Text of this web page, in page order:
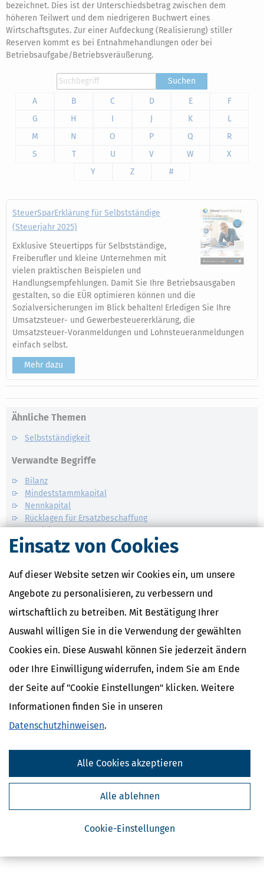
Einsatz von Cookies
Auf dieser Website setzen wir Cookies ein, um unsere
Angebote zu personalisieren, zu verbessern und
wirtschaftlich zu betreiben. Mit Bestätigung Ihrer
Auswahl willigen Sie in die Verwendung der gewählten
Cookies ein. Diese Auswahl können Sie jederzeit ändern
oder Ihre Einwilligung widerrufen, indem Sie am Ende
der Seite auf "Cookie Einstellungen" klicken. Weitere
Informationen finden Sie in unseren
Datenschutzhinweisen.
Cookie-Einstellungen
Alle ablehnen
Alle Cookies akzeptieren
bezeichnet. Dies ist der Unterschiedsbetrag zwischen dem
höheren Teilwert und dem niedrigeren Buchwert eines
Wirtschaftsgutes. Zur einer Aufdeckung (Realisierung) stiller
Reserven kommt es bei Entnahmehandlungen oder bei
Betriebsaufgabe/Betriebsveräußerung.
Suchen
A
B C D E
F
G
H I J K
L
M
N O P Q
R
S
T U V W
X
Y
Z #
SteuerSparErklärung für Selbstständige
(Steuerjahr 2025)
Exklusive Steuertipps für Selbstständige,
Freiberufler und kleine Unternehmen mit
vielen praktischen Beispielen und
Handlungsempfehlungen. Damit Sie Ihre Betriebsausgaben
gestalten, so die EÜR optimieren können und die
Sozialversicherungen im Blick behalten! Erledigen Sie Ihre
Umsatzsteuer- und Gewerbesteuererklärung, die
Umsatzsteuer-Voranmeldungen und Lohnsteueranmeldungen
einfach selbst.
Mehr dazu
Ähnliche Themen
Selbstständigkeit
Verwandte Begriffe
Bilanz
Mindeststammkapital
Nennkapital
Rücklagen für Ersatzbeschaffung
Passivierung
Kostenlose Steuertipps & News
Steuertipps Selbstständige
Geldtipps
von Steuertipps abonnieren. Die
Meine Einwilligung kann ich jederzeit durch